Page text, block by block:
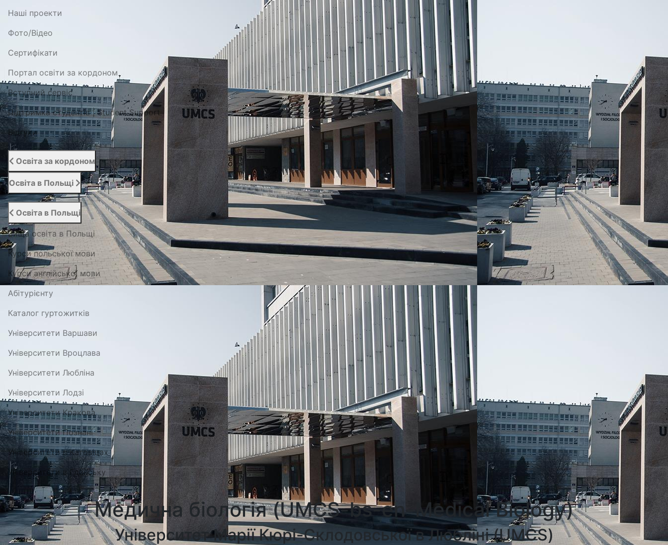
Наші проекти
Фото/Відео
Сертифікати
Портал освіти за кордоном
Вступний сервіс
Підтримка студентів | Student Support
Відгуки
Освіта за кордоном
Освіта в Польщі
Освіта в Польщі
Вища освіта в Польщі
Курси польської мови
Курси англійської мови
Абітурієнту
Каталог гуртожитків
Університети Варшави
Університети Вроцлава
Університети Любліна
Університети Лодзі
Університети Кракова
Університети Познані
Університети в Катовіцах
Університети в Гданську
Медична біологія (UMCS-bs-en-Medical Biology)
Університет Марії Кюрі-Склодовської в Любліні (UMCS)